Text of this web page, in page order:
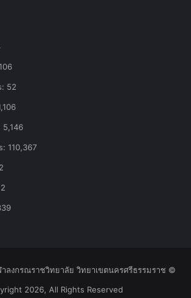
52
5,146
110,367
ลงกรณราชวิทยาลัย วิทยาเขตนครศรีธรรมราช ©
2026, All Rights Reserved